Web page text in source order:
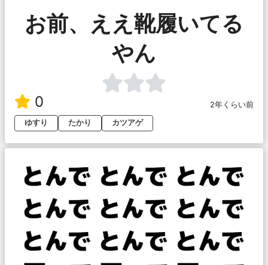
お前、ええ靴履いてる
やん
0
2年くらい前
ゆすり
たかり カツアゲ